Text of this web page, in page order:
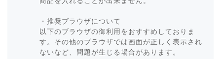
・推奨ブラウザについて
以下のブラウザの御利用をおすすめしておりま
す。その他のブラウザでは画面が正しく表示され
ないなど、問題が生じる場合があります。